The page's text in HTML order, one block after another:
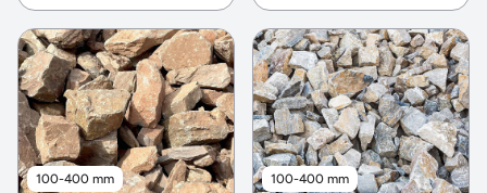
100-400 mm 100-400 mm